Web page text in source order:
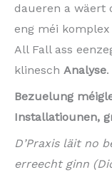
daueren a wäert
eng méi
All Fall ass
klinesch Analyse.
Bezuelung
Installatiounen,
D’Praxis läit no
erreecht ginn